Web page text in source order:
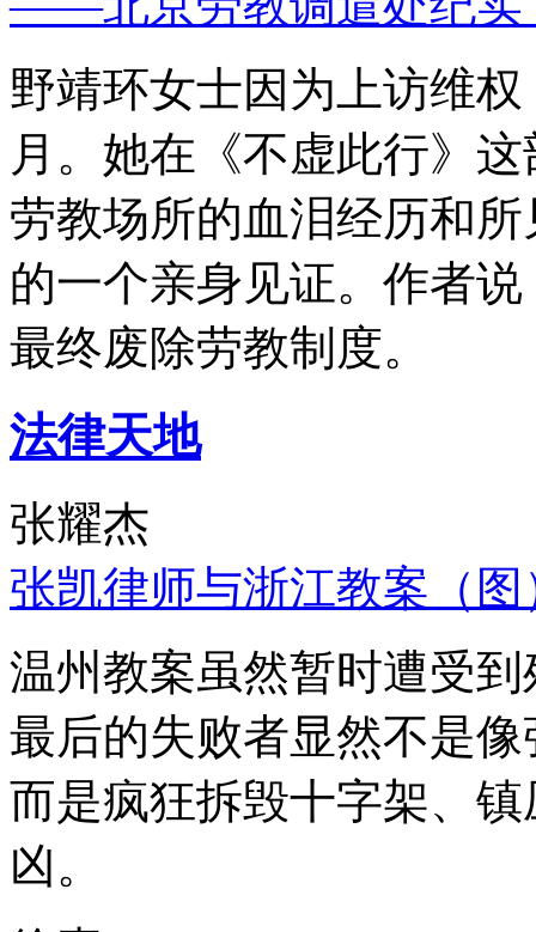
野靖环女士因为上访维
月。她在《不虚此行》
劳教场所的血泪经历和
的一个亲身见证。作者
最终废除劳教制度。
法律天地
张耀杰
张凯律师与浙江教案（图
温州教案虽然暂时遭受
最后的失败者显然不是
而是疯狂拆毁十字架、
凶。